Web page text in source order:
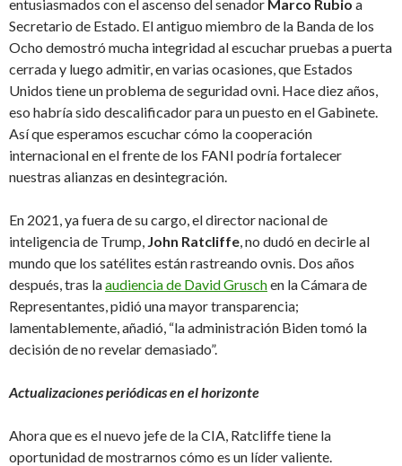
entusiasmados con el ascenso del senador Marco Rubio a
Secretario de Estado. El antiguo miembro de la Banda de los
Ocho demostró mucha integridad al escuchar pruebas a puerta
cerrada y luego admitir, en varias ocasiones, que Estados
Unidos tiene un problema de seguridad ovni. Hace diez años,
eso habría sido descalificador para un puesto en el Gabinete.
Así que esperamos escuchar cómo la cooperación
internacional en el frente de los FANI podría fortalecer
nuestras alianzas en desintegración.
En 2021, ya fuera de su cargo, el director nacional de
inteligencia de Trump, John Ratcliffe, no dudó en decirle al
mundo que los satélites están rastreando ovnis. Dos años
después, tras laaudiencia de David Gruschen la Cámara de
Representantes, pidió una mayor transparencia;
lamentablemente, añadió, “la administración Biden tomó la
decisión de no revelar demasiado”.
Actualizaciones periódicas en el horizonte
Ahora que es el nuevo jefe de la CIA, Ratcliffe tiene la
oportunidad de mostrarnos cómo es un líder valiente.